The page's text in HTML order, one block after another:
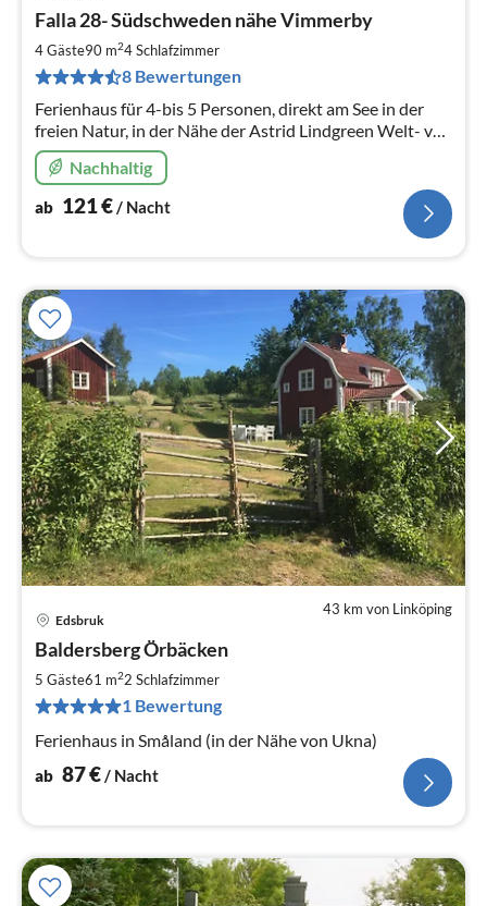
Falla 28- Südschweden nähe Vimmerby
4 Gäste90 m24Schlafzimmer
8 Bewertungen
Ferienhaus für 4-bis 5 Personen, direkt am See in der
freien Natur, in der Nähe der Astrid Lindgreen Welt- von
Vimmerby / Kisa gelegen. Zur Ostsee und nach
Linköping ca. 65 km
Nachhaltig
ab 121€/ Nacht
43 km von Linköping
Edsbruk
Baldersberg Örbäcken
5 Gäste61 m22 Schlafzimmer
1 Bewertung
Ferienhaus in Småland (in der Nähe von Ukna)
ab 87€/ Nacht